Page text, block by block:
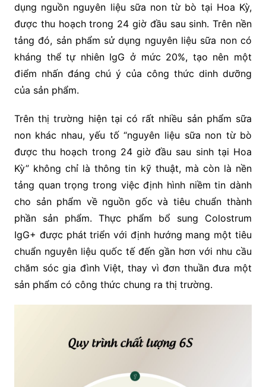
dụng nguồn nguyên liệu sữa non từ bò tại Hoa Kỳ,
được thu hoạch trong 24 giờ đầu sau sinh. Trên nền
tảng đó, sản phẩm sử dụng nguyên liệu sữa non có
kháng thể tự nhiên IgG ở mức 20%, tạo nên một
điểm nhấn đáng chú ý của công thức dinh dưỡng
của sản phẩm.
Trên thị trường hiện tại có rất nhiều sản phẩm sữa
non khác nhau, yếu tố “nguyên liệu sữa non từ bò
được thu hoạch trong 24 giờ đầu sau sinh tại Hoa
Kỳ” không chỉ là thông tin kỹ thuật, mà còn là nền
tảng quan trọng trong việc định hình niềm tin dành
cho sản phẩm về nguồn gốc và tiêu chuẩn thành
phần sản phẩm. Thực phẩm bổ sung Colostrum
IgG+ được phát triển với định hướng mang một tiêu
chuẩn nguyên liệu quốc tế đến gần hơn với nhu cầu
chăm sóc gia đình Việt, thay vì đơn thuần đưa một
sản phẩm có công thức chung ra thị trường.